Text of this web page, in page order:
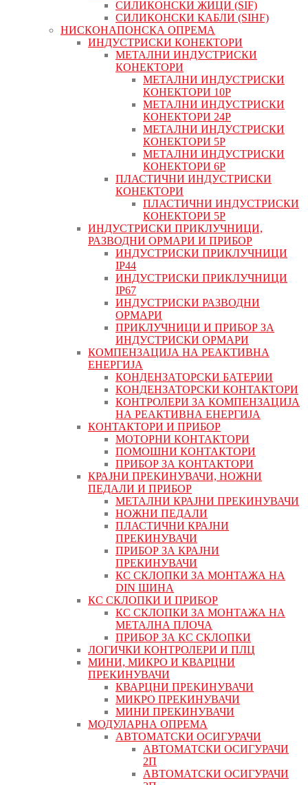
СИЛИКОНСКИ ЖИЦИ (SIF)
СИЛИКОНСКИ КАБЛИ (SIHF)
НИСКОНАПОНСКА ОПРЕМА
ИНДУСТРИСКИ КОНЕКТОРИ
МЕТАЛНИ ИНДУСТРИСКИ
КОНЕКТОРИ
МЕТАЛНИ ИНДУСТРИСКИ
КОНЕКТОРИ 10P
МЕТАЛНИ ИНДУСТРИСКИ
КОНЕКТОРИ 24P
МЕТАЛНИ ИНДУСТРИСКИ
КОНЕКТОРИ 5P
МЕТАЛНИ ИНДУСТРИСКИ
КОНЕКТОРИ 6P
ПЛАСТИЧНИ ИНДУСТРИСКИ
КОНЕКТОРИ
ПЛАСТИЧНИ ИНДУСТРИСКИ
КОНЕКТОРИ 5P
ИНДУСТРИСКИ ПРИКЛУЧНИЦИ,
РАЗВОДНИ ОРМАРИ И ПРИБОР
ИНДУСТРИСКИ ПРИКЛУЧНИЦИ
IP44
ИНДУСТРИСКИ ПРИКЛУЧНИЦИ
IP67
ИНДУСТРИСКИ РАЗВОДНИ
ОРМАРИ
ПРИКЛУЧНИЦИ И ПРИБОР ЗА
ИНДУСТРИСКИ ОРМАРИ
КОМПЕНЗАЦИЈА НА РЕАКТИВНА
ЕНЕРГИЈА
КОНДЕНЗАТОРСКИ БАТЕРИИ
КОНДЕНЗАТОРСКИ КОНТАКТОРИ
КОНТРОЛЕРИ ЗА КОМПЕНЗАЦИЈА
НА РЕАКТИВНА ЕНЕРГИЈА
КОНТАКТОРИ И ПРИБОР
МОТОРНИ КОНТАКТОРИ
ПОМОШНИ КОНТАКТОРИ
ПРИБОР ЗА КОНТАКТОРИ
КРАЈНИ ПРЕКИНУВАЧИ, НОЖНИ
ПЕДАЛИ И ПРИБОР
МЕТАЛНИ КРАЈНИ ПРЕКИНУВАЧИ
НОЖНИ ПЕДАЛИ
ПЛАСТИЧНИ КРАЈНИ
ПРЕКИНУВАЧИ
ПРИБОР ЗА КРАЈНИ
ПРЕКИНУВАЧИ
КС СКЛОПКИ ЗА МОНТАЖА НА
DIN ШИНА
КС СКЛОПКИ И ПРИБОР
КС СКЛОПКИ ЗА МОНТАЖА НА
МЕТАЛНА ПЛОЧА
ПРИБОР ЗА КС СКЛОПКИ
ЛОГИЧКИ КОНТРОЛЕРИ И ПЛЦ
МИНИ, МИКРО И КВАРЦНИ
ПРЕКИНУВАЧИ
КВАРЦНИ ПРЕКИНУВАЧИ
МИКРО ПРЕКИНУВАЧИ
МИНИ ПРЕКИНУВАЧИ
МОДУЛАРНА ОПРЕМА
АВТОМАТСКИ ОСИГУРАЧИ
АВТОМАТСКИ ОСИГУРАЧИ
2П
АВТОМАТСКИ ОСИГУРАЧИ